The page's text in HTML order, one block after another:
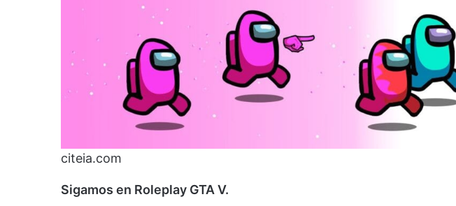
citeia.com
Sigamos en Roleplay GTA V.